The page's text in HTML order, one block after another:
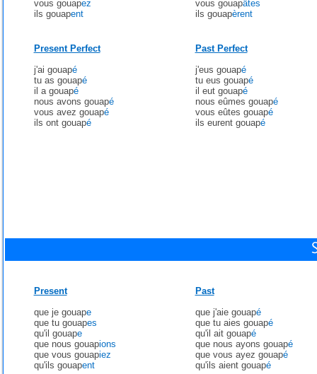
vous gouapez
ils gouapent
vous gouapâtes
ils gouapèrent
Present Perfect
j'ai gouapé
tu as gouapé
il a gouapé
nous avons gouapé
vous avez gouapé
ils ont gouapé
Past Perfect
j'eus gouapé
tu eus gouapé
il eut gouapé
nous eûmes gouapé
vous eûtes gouapé
ils eurent gouapé
Present
que je gouape
que tu gouapes
qu'il gouape
que nous gouapions
que vous gouapiez
qu'ils gouapent
Past
que j'aie gouapé
que tu aies gouapé
qu'il ait gouapé
que nous ayons gouapé
que vous ayez gouapé
qu'ils aient gouapé